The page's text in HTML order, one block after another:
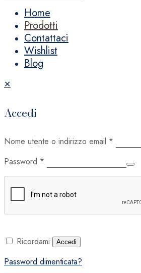
Home
Prodotti
Contattaci
Wishlist
Blog
✕
Accedi
Nome utente o indirizzo email *
Password *
Ricordami Accedi
Password dimenticata?